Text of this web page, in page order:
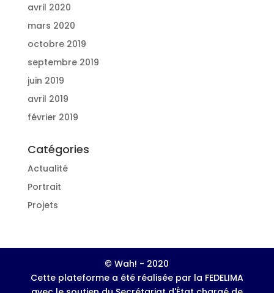
avril 2020
mars 2020
octobre 2019
septembre 2019
juin 2019
avril 2019
février 2019
Catégories
Actualité
Portrait
Projets
© Wah! - 2020
Cette plateforme a été réalisée par la FEDELIMA